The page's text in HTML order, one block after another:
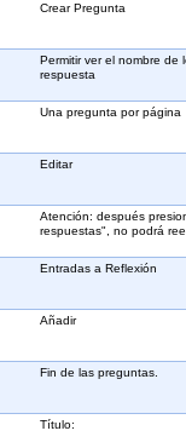
Crear Pregunta
Permitir ver el nombre de
respuesta
Una pregunta por página
Editar
Atención: después
respuestas", no podrá
Entradas a Reflexión
Añadir
Fin de las preguntas.
Título: